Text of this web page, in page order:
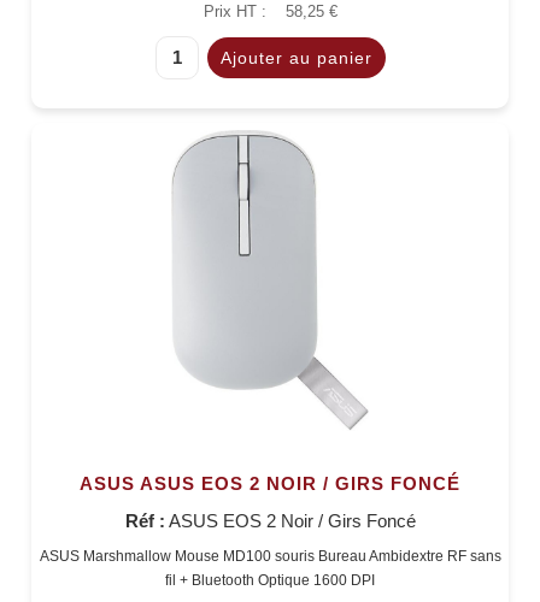
Prix HT : 58,25 €
ASUS ASUS EOS 2 NOIR / GIRS FONCÉ
Réf : ASUS EOS 2 Noir / Girs Foncé
ASUS Marshmallow Mouse MD100 souris Bureau Ambidextre RF sans
fil + Bluetooth Optique 1600 DPI